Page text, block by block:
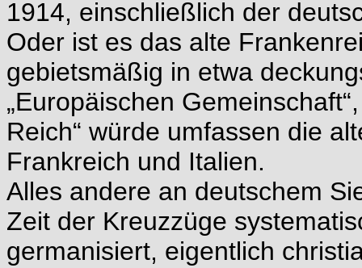
1914, einschließlich der
Oder ist es das alte
gebietsmäßig in etwa
„Europäischen
Reich“ würde umfassen die
Frankreich und Italien.
Alles andere an deutschem
Zeit der Kreuzzüge
germanisiert, eigentlich